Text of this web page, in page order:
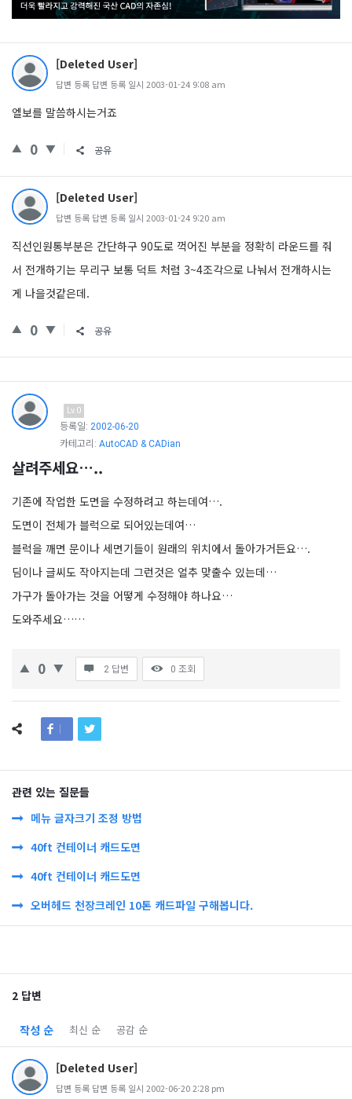
[Deleted User]
답변 등록 답변 등록 일시 2003-01-24 9:08 am
엘보를 말씀하시는거죠
0 공유
[Deleted User]
답변 등록 답변 등록 일시 2003-01-24 9:20 am
직선인원통부분은 간단하구 90도로 꺽어진 부분을 정확히 라운드를 줘
서 전개하기는 무리구 보통 덕트 처럼 3~4조각으로 나눠서 전개하시는
게 나을것같은데.
0 공유
Lv.0
등록일: 2002-06-20
카테고리: AutoCAD & CADian
살려주세요…..
기존에 작업한 도면을 수정하려고 하는데여….
도면이 전체가 블럭으로 되어있는데여…
블럭을 깨면 문이나 세면기들이 원래의 위치에서 돌아가거든요….
딤이나 글씨도 작아지는데 그런것은 얼추 맞출수 있는데…
가구가 돌아가는 것을 어떻게 수정해야 하나요…
도와주세요……
0 2 답변 0 조회
관련 있는 질문들
메뉴 글자크기 조정 방법
40ft 컨테이너 캐드도면
40ft 컨테이너 캐드도면
오버헤드 천장크레인 10톤 캐드파일 구해봅니다.
2 답변
작성 순 최신 순 공감 순
[Deleted User]
답변 등록 답변 등록 일시 2002-06-20 2:28 pm